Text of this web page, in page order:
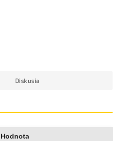
Diskusia
Hodnota